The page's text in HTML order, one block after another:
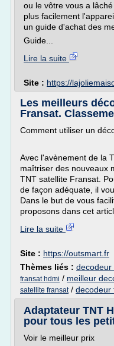
ou le vôtre vous a
plus facilement
un guide d'achat des
Guide...
Lire la suite
Site : https://
Les meilleurs
Fransat.
Comment utiliser un
Avec l'avènement de la
maîtriser des nouveaux
TNT satellite Fransat.
de façon adéquate, il
Dans le but de vous
proposons dans cet
Lire la suite
Site : https://outsmart.fr
Thèmes liés : decodeur
fransat hdmi / meilleur
satellite fransat/ decodeur
Adaptateur TNT
pour tous les
Voir le meilleur prix